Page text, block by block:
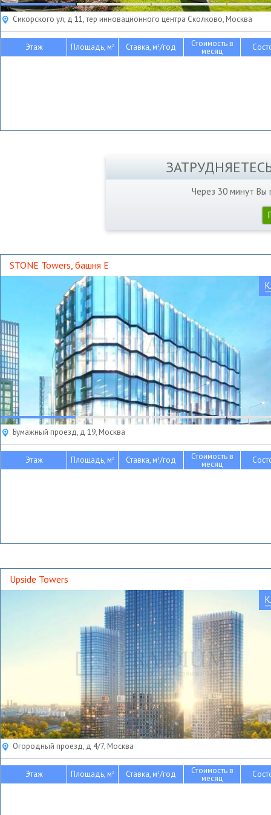
Сикорского ул, д 11, тер инновационного центра Сколково, Москва
Этаж Площадь, м2 Ставка, м2/год Стоимость в
месяц
Через 30 минут Вы
STONE Towers, башня Е
Бумажный проезд, д 19, Москва
Этаж Площадь, м2 Ставка, м2/год Стоимость в
месяц
Upside Towers
Огородный проезд, д 4/7, Москва
Этаж Площадь, м2 Ставка, м2/год Стоимость в
месяц